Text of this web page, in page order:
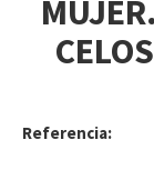
Referencia: